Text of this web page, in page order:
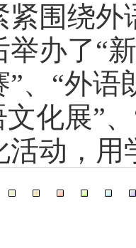
围绕外
办了“
、“外语
文化展”
活动，